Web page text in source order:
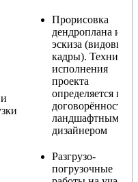
Прорисовка
дендроплана и
эскиза (видовые
кадры). Техника
исполнения
проекта
определяется по
договорённости с
ландшафтным
дизайнером
Разгрузо-
погрузочные